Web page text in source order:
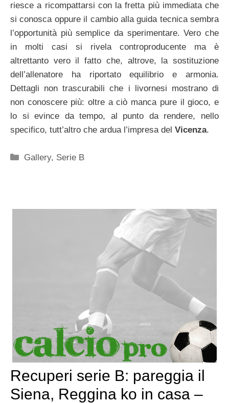
riesce a ricompattarsi con la fretta più immediata che
si conosca oppure il cambio alla guida tecnica sembra
l’opportunità più semplice da sperimentare. Vero che
in molti casi si rivela controproducente ma è
altrettanto vero il fatto che, altrove, la sostituzione
dell’allenatore ha riportato equilibrio e armonia.
Dettagli non trascurabili che i livornesi mostrano di
non conoscere più: oltre a ciò manca pure il gioco, e
lo si evince da tempo, al punto da rendere, nello
specifico, tutt’altro che ardua l’impresa del Vicenza.
Categorie
Gallery, Serie B
Recuperi serie B: pareggia il
Siena, Reggina ko in casa –